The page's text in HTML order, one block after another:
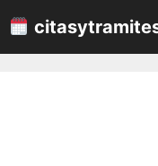
al
contenido